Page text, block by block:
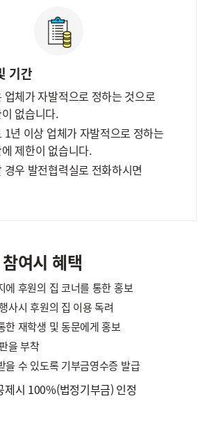
기간
업체가 자발적으로 정하는 것으로
없습니다.
1년 이상 업체가 자발적으로 정하는
제한이 없습니다.
경우 발전협력실로 전화하시면
여시 혜택
에 후원의 집 코너를 통한 홍보
사시 후원의 집 이용 독려
한 재학생 및 동문에게 홍보
을 부착
을 수 있도록 기부금영수증 발급
제시 100%(법정기부금) 인정